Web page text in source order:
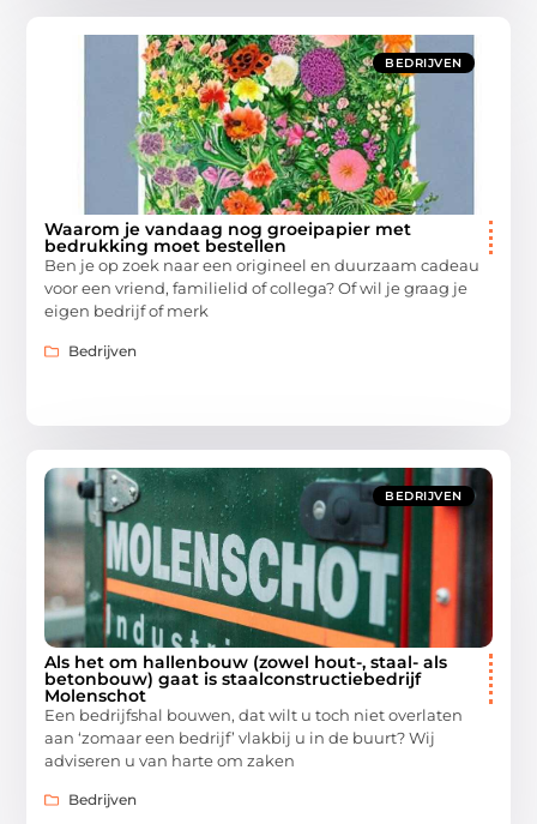
BEDRIJVEN
Waarom je vandaag nog groeipapier met
bedrukking moet bestellen
Ben je op zoek naar een origineel en duurzaam cadeau
voor een vriend, familielid of collega? Of wil je graag je
eigen bedrijf of merk
Bedrijven
BEDRIJVEN
Als het om hallenbouw (zowel hout-, staal- als
betonbouw) gaat is staalconstructiebedrijf
Molenschot
Een bedrijfshal bouwen, dat wilt u toch niet overlaten
aan ‘zomaar een bedrijf’ vlakbij u in de buurt? Wij
adviseren u van harte om zaken
Bedrijven